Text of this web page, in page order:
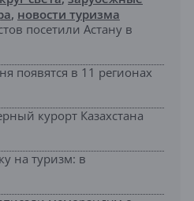
, новости туризма
посетили Астану в
появятся в 11 регионах
курорт Казахстана
на туризм: в